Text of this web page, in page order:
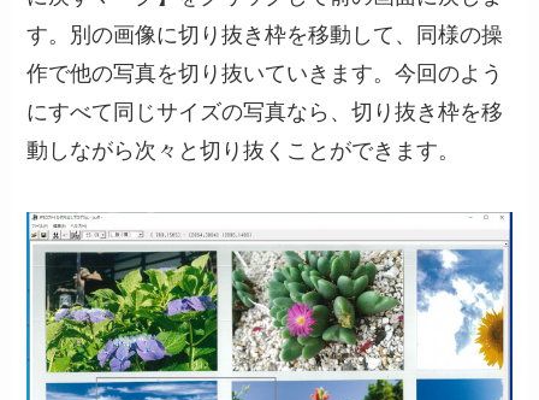
す。別の画像に切り抜き枠を移動して、同様の操
作で他の写真を切り抜いていきます。今回のよう
にすべて同じサイズの写真なら、切り抜き枠を移
動しながら次々と切り抜くことができます。